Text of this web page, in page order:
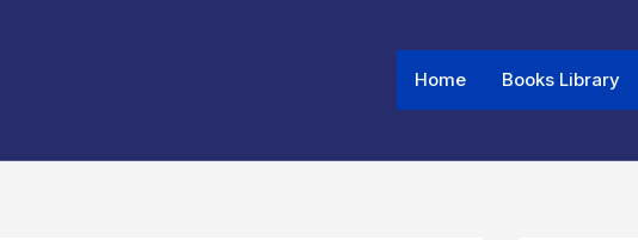
Home Books Library